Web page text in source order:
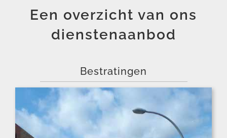
Een overzicht van ons
dienstenaanbod
Bestratingen